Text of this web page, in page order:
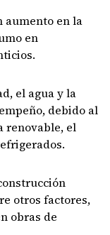
aumento en la
en
el agua y la
debido al
renovable, el
otros factores,
obras de